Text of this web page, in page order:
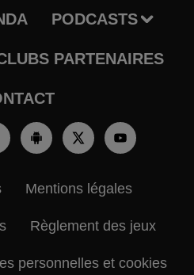
PODCASTS
PARTENAIRES
Mentions légales
Règlement des jeux
personnelles et cookies